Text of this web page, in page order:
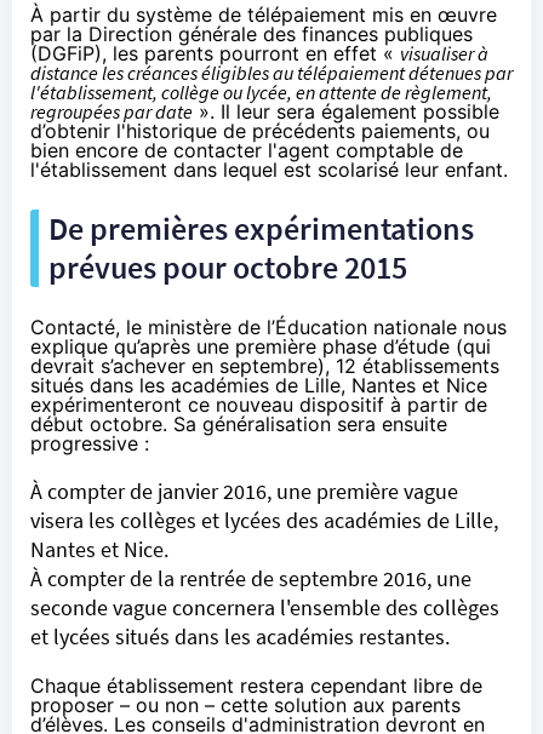
À partir du système de télépaiement mis en œuvre
par la Direction générale des finances publiques
(DGFiP), les parents pourront en effet « visualiser à
distance les créances éligibles au télépaiement détenues par
l'établissement, collège ou lycée, en attente de règlement,
regroupées par date ». Il leur sera également possible
d’obtenir l'historique de précédents paiements, ou
bien encore de contacter l'agent comptable de
l'établissement dans lequel est scolarisé leur enfant.
De premières expérimentations
prévues pour octobre 2015
Contacté, le ministère de l’Éducation nationale nous
explique qu’après une première phase d’étude (qui
devrait s’achever en septembre), 12 établissements
situés dans les académies de Lille, Nantes et Nice
expérimenteront ce nouveau dispositif à partir de
début octobre. Sa généralisation sera ensuite
progressive :
À compter de janvier 2016, une première vague
visera les collèges et lycées des académies de Lille,
Nantes et Nice.
À compter de la rentrée de septembre 2016, une
seconde vague concernera l'ensemble des collèges
et lycées situés dans les académies restantes.
Chaque établissement restera cependant libre de
proposer – ou non – cette solution aux parents
d’élèves. Les conseils d'administration devront en